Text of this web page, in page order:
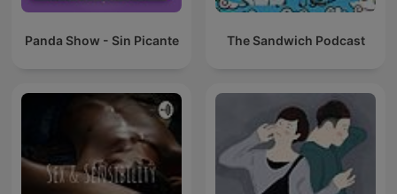
Panda Show - Sin Picante The Sandwich Podcast